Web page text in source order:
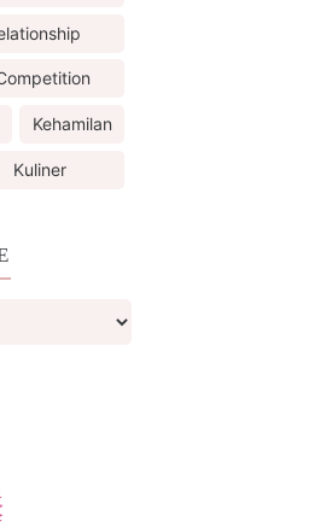
Kehamilan
Kuliner